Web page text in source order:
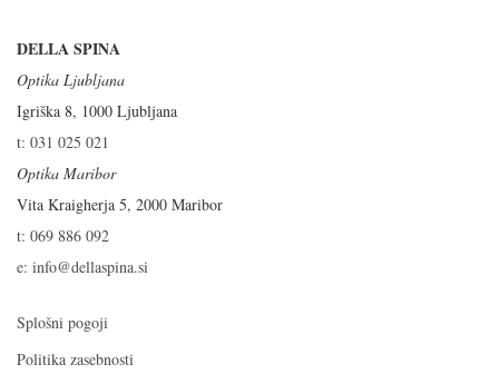
DELLA SPINA
Optika Ljubljana
Igriška 8, 1000 Ljubljana
t: 031 025 021
Optika Maribor
Vita Kraigherja 5, 2000 Maribor
t: 069 886 092
e: info@dellaspina.si
Splošni pogoji
Politika zasebnosti